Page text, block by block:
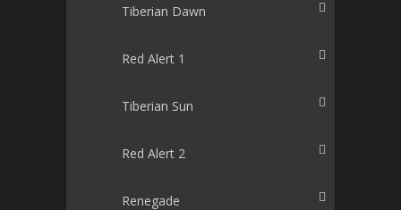
Tiberian Dawn
Red Alert 1
Tiberian Sun
Red Alert 2
Renegade